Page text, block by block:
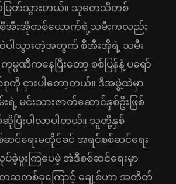
တ်သွားတယ်။ သုတေသီတစ်
စီအီးအိုတစ်ယောက်ရဲ့သမီးကလည်း
ါသွားတဲ့အတွက် စီအီးအိုရဲ့ သမီး
ပဏီကနေပြီးတော့ စစ်ပြန်နဲ့ ပရော်
ကို ငှားပါတော့တယ်။ ဒီအဖွဲ့ထဲမှာ
မင်းသားဇာတ်ဆောင်နှစ်ဦးဖြစ်
ဆိုပြီးပါလာပါတယ်။ သူတို့နှစ်
င်ရေးမတိုင်ခင် အရင်စစ်ဆင်ရေး
ဖူးကြပေမဲ့ အဲဒီစစ်ဆင်ရေးမှာ
တဆတစ်ခုကြောင့် ချေ့စ်ဟာ အတိတ်